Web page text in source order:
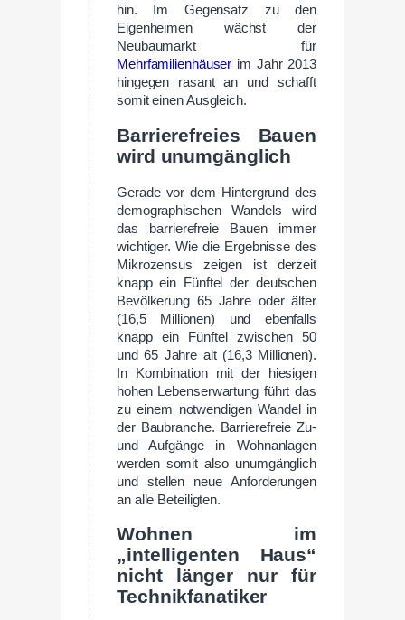
hin. Im Gegensatz zu den
Eigenheimen wächst der
Neubaumarkt für
Mehrfamilienhäuser im Jahr 2013
hingegen rasant an und schafft
somit einen Ausgleich.
Barrierefreies Bauen
wird unumgänglich
Gerade vor dem Hintergrund des
demographischen Wandels wird
das barrierefreie Bauen immer
wichtiger. Wie die Ergebnisse des
Mikrozensus zeigen ist derzeit
knapp ein Fünftel der deutschen
Bevölkerung 65 Jahre oder älter
(16,5 Millionen) und ebenfalls
knapp ein Fünftel zwischen 50
und 65 Jahre alt (16,3 Millionen).
In Kombination mit der hiesigen
hohen Lebenserwartung führt das
zu einem notwendigen Wandel in
der Baubranche. Barrierefreie Zu-
und Aufgänge in Wohnanlagen
werden somit also unumgänglich
und stellen neue Anforderungen
an alle Beteiligten.
Wohnen im
„intelligenten Haus“
nicht länger nur für
Technikfanatiker